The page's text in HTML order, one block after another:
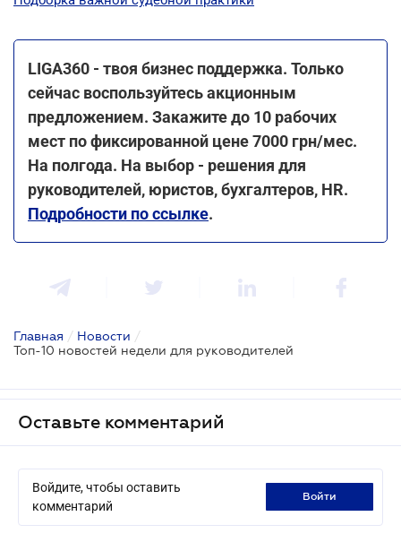
LIGA360 - твоя бизнес поддержка. Только
сейчас воспользуйтесь акционным
предложением. Закажите до 10 рабочих
мест по фиксированной цене 7000 грн/мес.
На полгода. На выбор - решения для
руководителей, юристов, бухгалтеров, HR.
Подробности по ссылке.
Главная / Новости /
Топ-10 новостей недели для руководителей
Оставьте комментарий
Войдите, чтобы оставить
комментарий
войти